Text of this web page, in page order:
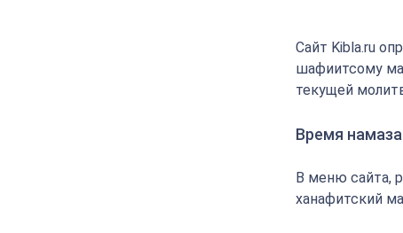
Сайт Kibla.ru
шафиитсому
текущей
Время
В меню сайта,
ханафитский